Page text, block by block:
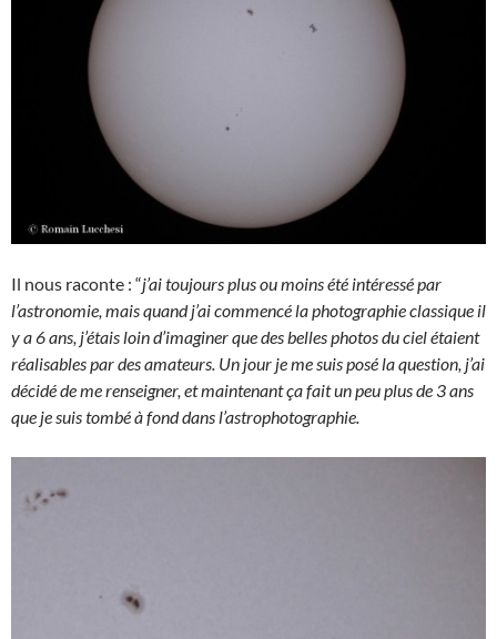
Il nous raconte : “j’ai toujours plus ou moins été intéressé par
l’astronomie, mais quand j’ai commencé la photographie classique il
y a 6 ans, j’étais loin d’imaginer que des belles photos du ciel étaient
réalisables par des amateurs. Un jour je me suis posé la question, j’ai
décidé de me renseigner, et maintenant ça fait un peu plus de 3 ans
que je suis tombé à fond dans l’astrophotographie.